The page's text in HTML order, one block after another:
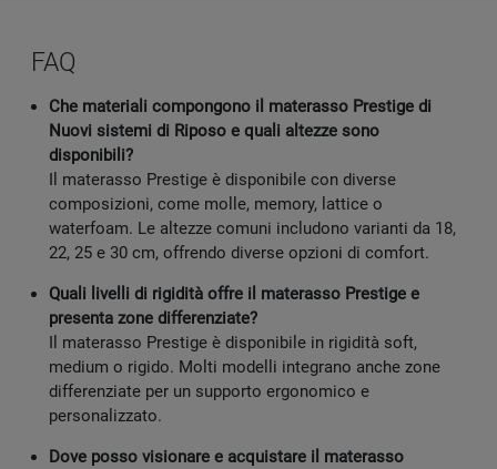
FAQ
Che materiali compongono il materasso Prestige di
Nuovi sistemi di Riposo e quali altezze sono
disponibili?
Il materasso Prestige è disponibile con diverse
composizioni, come molle, memory, lattice o
waterfoam. Le altezze comuni includono varianti da 18,
22, 25 e 30 cm, offrendo diverse opzioni di comfort.
Quali livelli di rigidità offre il materasso Prestige e
presenta zone differenziate?
Il materasso Prestige è disponibile in rigidità soft,
medium o rigido. Molti modelli integrano anche zone
differenziate per un supporto ergonomico e
personalizzato.
Dove posso visionare e acquistare il materasso